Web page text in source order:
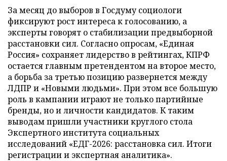
За месяц до выборов в Госдуму социологи
фиксируют рост интереса к голосованию, а
эксперты говорят о стабилизации предвыборной
расстановки сил. Согласно опросам, «Единая
Россия» сохраняет лидерство в рейтингах, КПРФ
остается главным претендентом на второе место,
а борьба за третью позицию развернется между
ЛДПР и «Новыми людьми». При этом все большую
роль в кампании играют не только партийные
бренды, но и личности кандидатов. К таким
выводам пришли участники круглого стола
Экспертного института социальных
исследований «ЕДГ-2026: расстановка сил. Итоги
регистрации и экспертная аналитика».